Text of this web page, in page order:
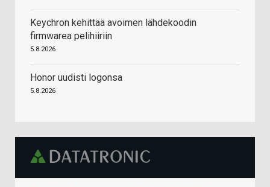
Keychron kehittää avoimen lähdekoodin
firmwarea pelihiiriin
5.8.2026
Honor uudisti logonsa
5.8.2026